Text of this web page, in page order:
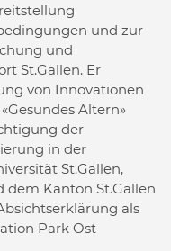
und zur
und
St.Gallen. Er
von Innovationen
Altern»
der
in der
St.Gallen,
dem Kanton St.Gallen
als
Park Ost